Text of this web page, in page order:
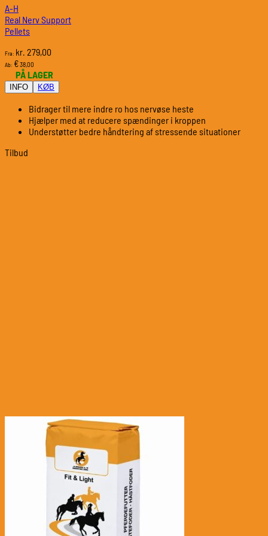
A-H
Real Nerv Support
Pellets
Fra: kr. 279,00
Ab: €38,00
PÅ LAGER
INFO KØB
Bidrager til mere indre ro hos nervøse heste
Hjælper med at reducere spændinger i kroppen
Understøtter bedre håndtering af stressende situationer
Tilbud